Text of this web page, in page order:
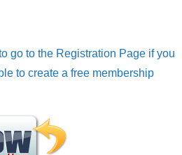
go to the Registration Page if you
to create a free membership